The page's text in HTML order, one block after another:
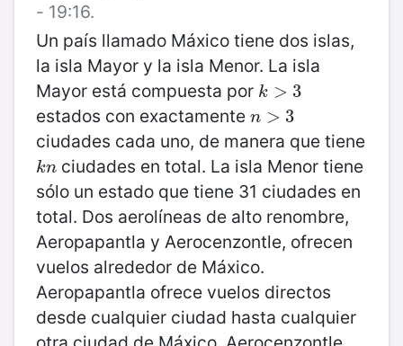
- 19:16.
Un país llamado Máxico tiene dos islas,
la isla Mayor y la isla Menor. La isla
Mayor está compuesta por k > 3
k>3
estados con exactamente n > 3
n>3
ciudades cada uno, de manera que tiene
kn
kn ciudades en total. La isla Menor tiene
sólo un estado que tiene 31 ciudades en
total. Dos aerolíneas de alto renombre,
Aeropapantla y Aerocenzontle, ofrecen
vuelos alrededor de Máxico.
Aeropapantla ofrece vuelos directos
desde cualquier ciudad hasta cualquier